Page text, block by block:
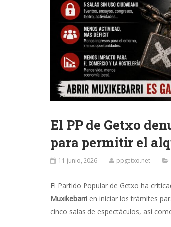
El PP de Getxo
para permitir el
11 junio, 2026 ppgetxo.net
El Partido Popular de Getxo ha
Muxikebarri en iniciar los trámites
cinco salas de espectáculos, así